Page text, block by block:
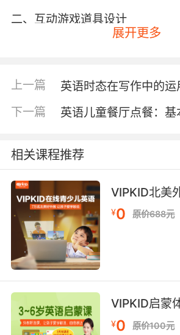
二、互动游戏道具设计
游戏化教学物资需遵循"输入-
包（积分徽章、计时沙漏、挑战
垫）。斯坦福大学教育实验室研
VIPKID倡导的"TPR全身反应教
应。
三、文化展示物料筹备
跨文化交际类活动应打造三维
示区需备展板支架、文化图文
型；数字交互区配置VR头显设备
语音翻译终端；实践体验区准
传统服饰体验箱、特色餐饮复
应用语言学系教授Sarah
化的具象呈现能降低42%的文化
VIPKID"环球课堂"项目设计理念
展开更多
上一篇 英语时态在写作中的运
下一篇 英语儿童餐厅点餐：基
相关课程推荐
VIPKID北美
¥0 原价688元
VIPKID启蒙
¥0 原价100元